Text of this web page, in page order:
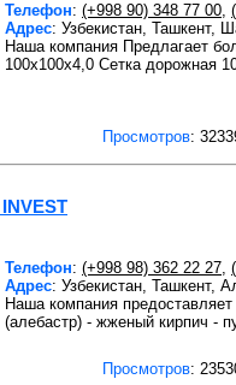
Телефон: (+998 90) 348 77 00,
Адрес: Узбекистан, Ташкент,
Наша компания Предлагает
100х100х4,0 Сетка дорожная
Просмотров:
Телефон: (+998 98) 362 22 27,
Адрес: Узбекистан, Ташкент,
Наша компания
(алебастр) - жженый кирпич -
Просмотров: